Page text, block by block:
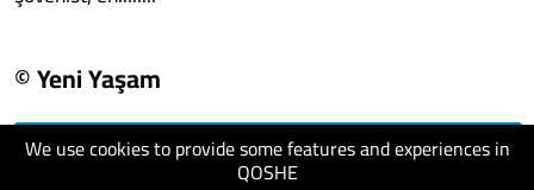
We use cookies to provide some features and experiences in
QOSHE
© Yeni Yaşam
visit website